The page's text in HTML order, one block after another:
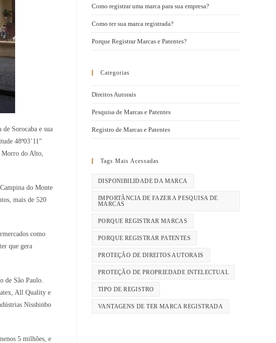
Sorocaba e sua
48º03’11”
Morro do Alto,
do Monte
mais de 520
como
que gera
de São Paulo.
All Quality e
Nisshinbo
5 milhões, e
Como registrar uma marca para sua empresa?
Como ter sua marca registrada?
Porque Registrar Marcas e Patentes?
Categorias
Direitos Autorais
Pesquisa de Marcas e Patentes
Registro de Marcas e Patentes
Tags Mais Acessadas
DISPONIBILIDADE DA MARCA
IMPORTÂNCIA DE FAZER A PESQUISA DE
MARCAS
PORQUE REGISTRAR MARCAS
PORQUE REGISTRAR PATENTES
PROTEÇÃO DE DIREITOS AUTORAIS
PROTEÇÃO DE PROPRIEDADE INTELECTUAL
TIPO DE REGISTRO
VANTAGENS DE TER MARCA REGISTRADA